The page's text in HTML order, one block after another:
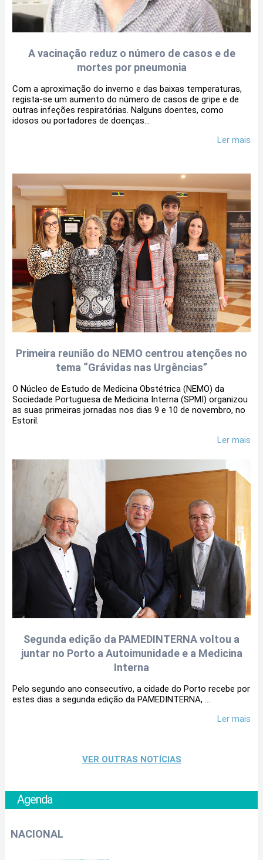
A vacinação reduz o número de casos e de
mortes por pneumonia
Com a aproximação do inverno e das baixas temperaturas,
regista-se um aumento do número de casos de gripe e de
outras infeções respiratórias. Nalguns doentes, como
idosos ou portadores de doenças...
Ler mais
Primeira reunião do NEMO centrou atenções no
tema “Grávidas nas Urgências”
O Núcleo de Estudo de Medicina Obstétrica (NEMO) da
Sociedade Portuguesa de Medicina Interna (SPMI) organizou
as suas primeiras jornadas nos dias 9 e 10 de novembro, no
Estoril.
Ler mais
Segunda edição da PAMEDINTERNA voltou a
juntar no Porto a Autoimunidade e a Medicina
Interna
Pelo segundo ano consecutivo, a cidade do Porto recebe por
estes dias a segunda edição da PAMEDINTERNA, ...
Ler mais
VER OUTRAS NOTÍCIAS
Agenda
NACIONAL